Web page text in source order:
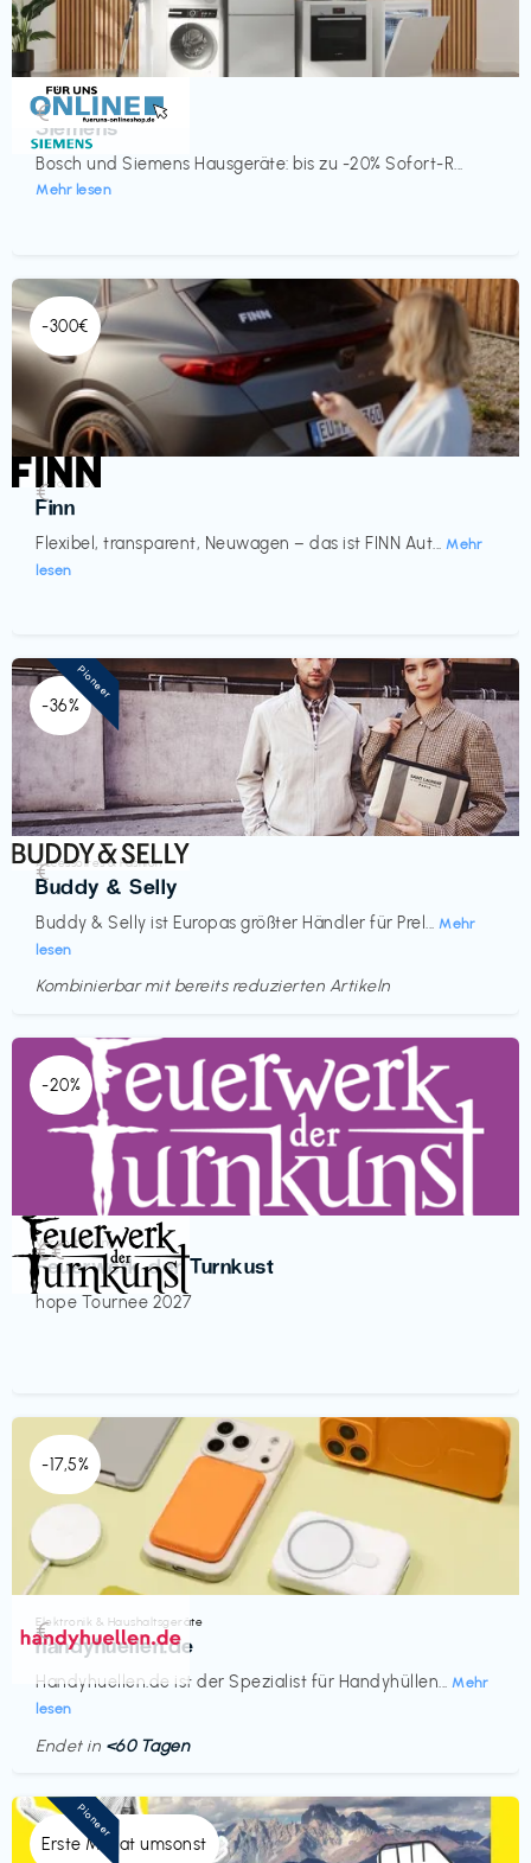
Küche & Haushalt
Siemens
Bosch und Siemens Hausgeräte: bis zu -20% Sofort-R...
Mehr lesen
€‎
-300€
Automobil
Finn
Flexibel, transparent, Neuwagen – das ist FINN Aut... Mehr
lesen
€‎
-36%
Accessoires & Fashion
Buddy & Selly
Buddy & Selly ist Europas größter Händler für Prel... Mehr
lesen
€‎
Kombinierbar mit bereits reduzierten Artikeln
Pioneer
-20%
Veranstaltung
Feuerwerk der Turnkust
hope Tournee 2027
€€‎
-17,5%
Elektronik & Haushaltsgeräte
handyhuellen.de
Handyhuellen.de ist der Spezialist für Handyhüllen... Mehr
lesen
€‎
Endet in <60 Tagen
Erste Monat umsonst
Pioneer